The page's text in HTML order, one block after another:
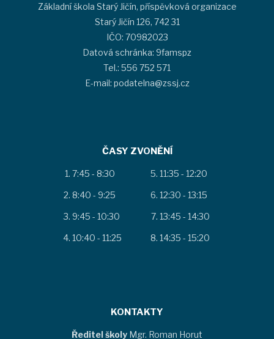
Základní škola Starý Jičín, příspěvková organizace
Starý Jičín 126, 742 31
IČO: 70982023
Datová schránka: 9famspz
Tel.: 556 752 571
E-mail: podatelna@zssj.cz
ČASY ZVONĚNÍ
7:45 - 8:30
8:40 - 9:25
9:45 - 10:30
10:40 - 11:25
11:35 - 12:20
12:30 - 13:15
13:45 - 14:30
14:35 - 15:20
KONTAKTY
Ředitel školy Mgr. Roman Horut